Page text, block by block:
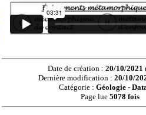
Date de création : 20/10/2021
Dernière modification :20/10/
Catégorie :Géologie -
Page lue 5078 fois